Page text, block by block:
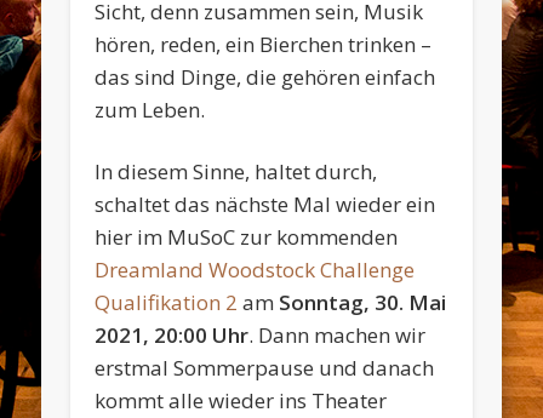
Sicht, denn zusammen sein, Musik
hören, reden, ein Bierchen trinken –
das sind Dinge, die gehören einfach
zum Leben.
In diesem Sinne, haltet durch,
schaltet das nächste Mal wieder ein
hier im MuSoC zur kommenden
Dreamland Woodstock Challenge
Qualifikation 2 am Sonntag, 30. Mai
2021, 20:00 Uhr. Dann machen wir
erstmal Sommerpause und danach
kommt alle wieder ins Theater